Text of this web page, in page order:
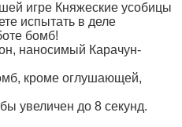
игре Княжеские усобицы
испытать в деле
бомб!
наносимый Карачун-
кроме оглушающей,
увеличен до 8 секунд.